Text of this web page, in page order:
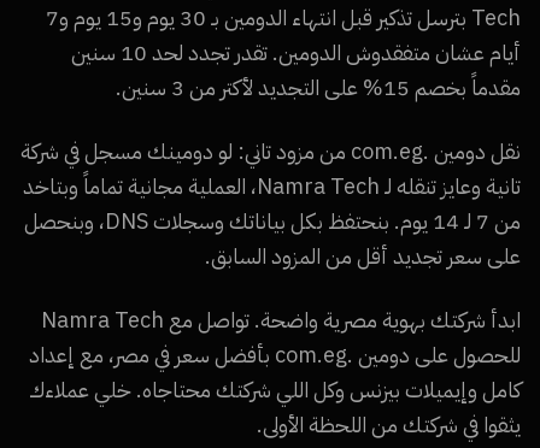
Tech بترسل تذكير قبل انتهاء الدومين بـ 30 يوم و15 يوم و7
أيام عشان متفقدوش الدومين. تقدر تجدد لحد 10 سنين
مقدماً بخصم 15% على التجديد لأكتر من 3 سنين.
نقل دومين .com.eg من مزود تاني: لو دومينك مسجل في شركة
تانية وعايز تنقله لـ Namra Tech، العملية مجانية تماماً وبتاخد
من 7 لـ 14 يوم. بنحتفظ بكل بياناتك وسجلات DNS، وبنحصل
على سعر تجديد أقل من المزود السابق.
ابدأ شركتك بهوية مصرية واضحة. تواصل مع Namra Tech
للحصول على دومين .com.eg بأفضل سعر في مصر، مع إعداد
كامل وإيميلات بيزنس وكل اللي شركتك محتاجاه. خلي عملاءك
يثقوا في شركتك من اللحظة الأولى.